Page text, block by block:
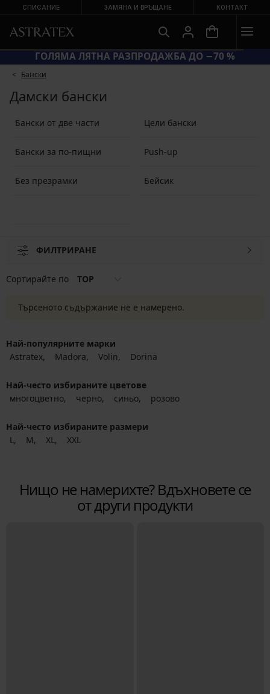
СПИСАНИЕ ЗАМЯНА И ВРЪЩАНЕ КОНТАКТ
ГОЛЯМА ЛЯТНА РАЗПРОДАЖБА ДО −70 %
Бански
Дамски бански
Бански от две части Цели бански
Бански за по-пищни Push-up
Без презрамки Бейсик
ФИЛТРИРАНЕ
Сортирайте по TOP
Търсеното съдържание не е намерено.
Най-популярните марки
Astratex
Madora Volin Dorina
Най-често избираните цветове
многоцветно
черно синьо розово
Най-често избираните размери
L
M XL XXL
Нищо не намерихте? Вдъхновете се
от други продукти